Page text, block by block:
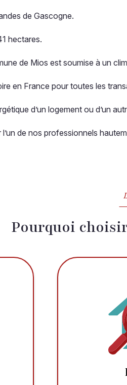
de Gascogne.
hectares.
de Mios est soumise à un
en France pour toutes les
d’un logement ou d’un
de nos professionnels
Pourquoi